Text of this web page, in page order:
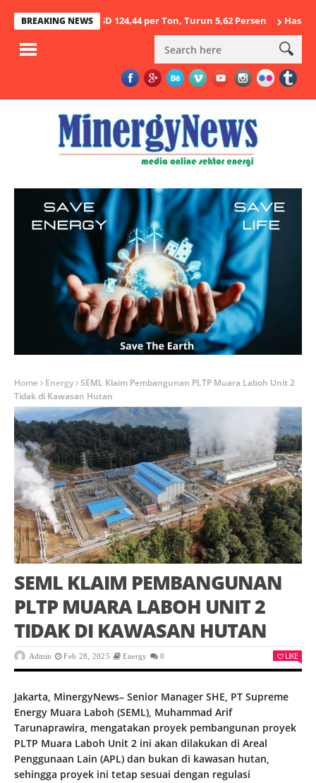
BREAKING NEWS
2026 USD 124,44 per Ton, Turun 5,62 Persen Hasil
Home Energy SEML Klaim Pembangunan PLTP Muara Laboh Unit 2
Tidak di Kawasan Hutan
SEML KLAIM PEMBANGUNAN
PLTP MUARA LABOH UNIT 2
TIDAK DI KAWASAN HUTAN
Admin Feb 28, 2025 Energy 0 LIKE
Jakarta, MinergyNews– Senior Manager SHE, PT Supreme
Energy Muara Laboh (SEML), Muhammad Arif
Tarunaprawira, mengatakan proyek pembangunan proyek
PLTP Muara Laboh Unit 2 ini akan dilakukan di Areal
Penggunaan Lain (APL) dan bukan di kawasan hutan,
sehingga proyek ini tetap sesuai dengan regulasi